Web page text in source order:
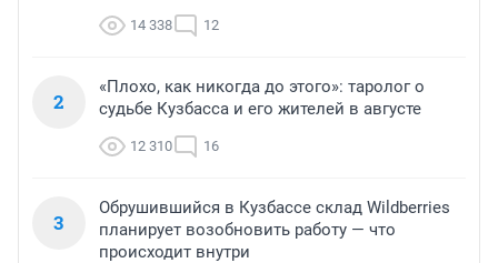
14 338 12
2
«Плохо, как никогда до этого»: таролог о
судьбе Кузбасса и его жителей в августе
12 310 16
3
Обрушившийся в Кузбассе склад Wildberries
планирует возобновить работу — что
происходит внутри